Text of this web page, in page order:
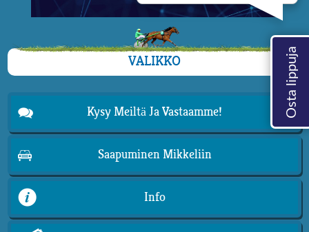
VALIKKO
Kysy Meiltä Ja Vastaamme!
Saapuminen Mikkeliin
Info